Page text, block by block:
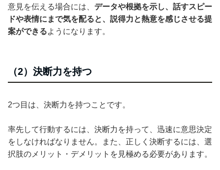
意見を伝える場合には、 データや根拠を示し、話すスピー
ドや表情にまで気を配ると、説得力と熱意を感じさせる提
案ができるようになります。
（2）決断力を持つ
2つ目は、決断力を持つことです。
率先して行動するには、決断力を持って、迅速に意思決定
をしなければなりません。また、正しく決断するには、選
択肢のメリット・デメリットを見極める必要があります。